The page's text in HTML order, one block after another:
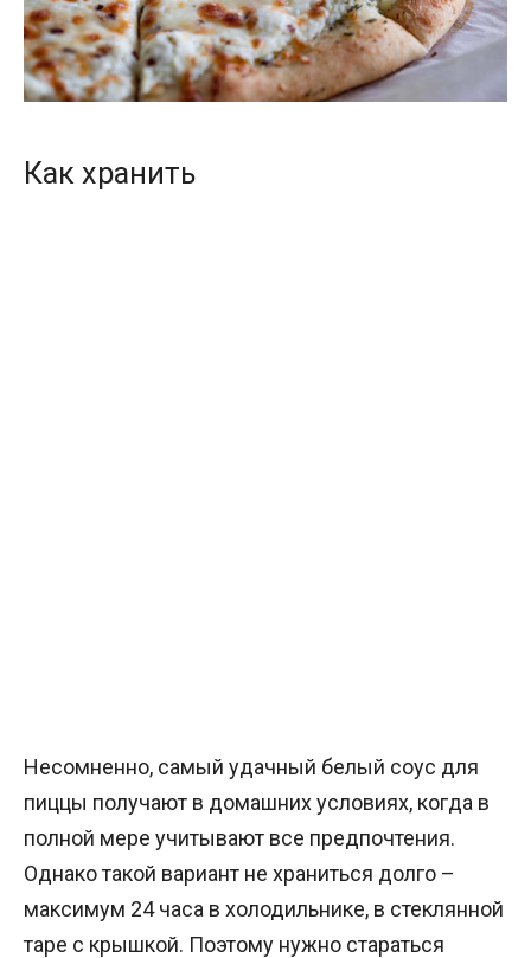
Как хранить
Несомненно, самый удачный белый соус для
пиццы получают в домашних условиях, когда в
полной мере учитывают все предпочтения.
Однако такой вариант не храниться долго –
максимум 24 часа в холодильнике, в стеклянной
таре с крышкой. Поэтому нужно стараться